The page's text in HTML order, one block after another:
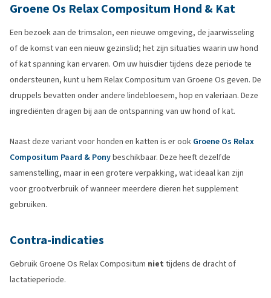
Groene Os Relax Compositum Hond & Kat
Een bezoek aan de trimsalon, een nieuwe omgeving, de jaarwisseling
of de komst van een nieuw gezinslid; het zijn situaties waarin uw hond
of kat spanning kan ervaren. Om uw huisdier tijdens deze periode te
ondersteunen, kunt u hem Relax Compositum van Groene Os geven. De
druppels bevatten onder andere lindebloesem, hop en valeriaan. Deze
ingrediënten dragen bij aan de ontspanning van uw hond of kat.
Naast deze variant voor honden en katten is er ook Groene Os Relax
Compositum Paard & Ponybeschikbaar. Deze heeft dezelfde
samenstelling, maar in een grotere verpakking, wat ideaal kan zijn
voor grootverbruik of wanneer meerdere dieren het supplement
gebruiken.
Contra-indicaties
Gebruik Groene Os Relax Compositum niet tijdens de dracht of
lactatieperiode.